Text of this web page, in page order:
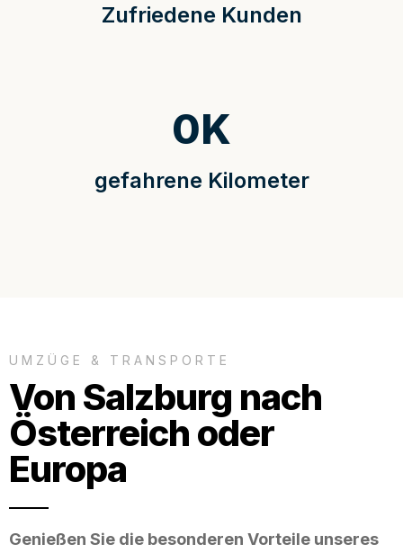
Zufriedene Kunden
gefahrene Kilometer
0K
UMZÜGE & TRANSPORTE
Von Salzburg nach
Österreich oder
Europa
Genießen Sie die besonderen Vorteile unseres